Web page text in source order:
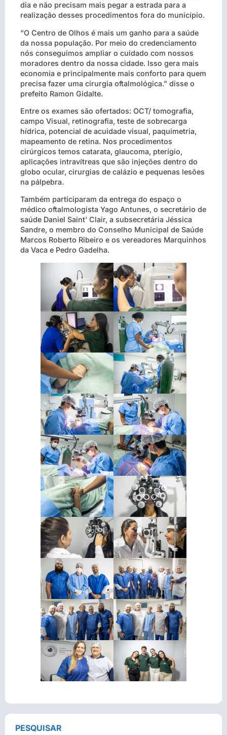
dia e não precisam mais pegar a estrada para a
realização desses procedimentos fora do município.
“O Centro de Olhos é mais um ganho para a saúde
da nossa população. Por meio do credenciamento
nós conseguimos ampliar o cuidado com nossos
moradores dentro da nossa cidade. Isso gera mais
economia e principalmente mais conforto para quem
precisa fazer uma cirurgia oftalmológica.” disse o
prefeito Ramon Gidalte.
Entre os exames são ofertados: OCT/ tomografia,
campo Visual, retinografia, teste de sobrecarga
hídrica, potencial de acuidade visual, paquimetria,
mapeamento de retina. Nos procedimentos
cirúrgicos temos catarata, glaucoma, pterígio,
aplicações intravítreas que são injeções dentro do
globo ocular, cirurgias de calázio e pequenas lesões
na pálpebra.
Também participaram da entrega do espaço o
médico oftalmologista Yago Antunes, o secretário de
saúde Daniel Saint’ Clair, a subsecretária Jéssica
Sandre, o membro do Conselho Municipal de Saúde
Marcos Roberto Ribeiro e os vereadores Marquinhos
da Vaca e Pedro Gadelha.
PESQUISAR